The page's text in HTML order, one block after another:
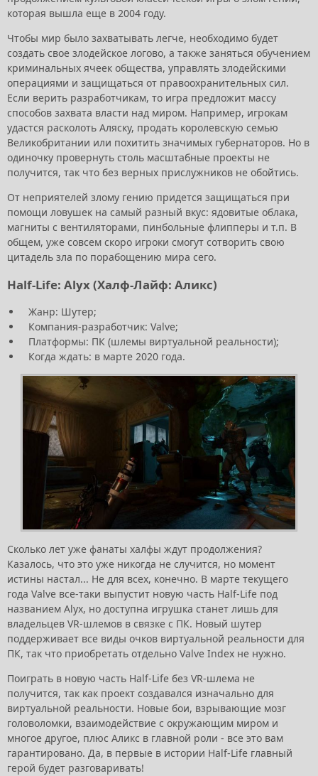
которая вышла еще в 2004 году.
Чтобы мир было захватывать легче, необходимо будет
создать свое злодейское логово, а также заняться обучением
криминальных ячеек общества, управлять злодейскими
операциями и защищаться от правоохранительных сил.
Если верить разработчикам, то игра предложит массу
способов захвата власти над миром. Например, игрокам
удастся расколоть Аляску, продать королевскую семью
Великобритании или похитить значимых губернаторов. Но в
одиночку провернуть столь масштабные проекты не
получится, так что без верных прислужников не обойтись.
От неприятелей злому гению придется защищаться при
помощи ловушек на самый разный вкус: ядовитые облака,
магниты с вентиляторами, пинбольные флипперы и т.п. В
общем, уже совсем скоро игроки смогут сотворить свою
цитадель зла по порабощению мира сего.
Half-Life: Alyx (Халф-Лайф: Аликс)
Жанр: Шутер;
Компания-разработчик: Valve;
Платформы: ПК (шлемы виртуальной реальности);
Когда ждать: в марте 2020 года.
Сколько лет уже фанаты халфы ждут продолжения?
Казалось, что это уже никогда не случится, но момент
истины настал... Не для всех, конечно. В марте текущего
года Valve все-таки выпустит новую часть Half-Life под
названием Alyx, но доступна игрушка станет лишь для
владельцев VR-шлемов в связке с ПК. Новый шутер
поддерживает все виды очков виртуальной реальности для
ПК, так что приобретать отдельно Valve Index не нужно.
Поиграть в новую часть Half-Life без VR-шлема не
получится, так как проект создавался изначально для
виртуальной реальности. Новые бои, взрывающие мозг
головоломки, взаимодействие с окружающим миром и
многое другое, плюс Аликс в главной роли - все это вам
гарантировано. Да, в первые в истории Half-Life главный
герой будет разговаривать!